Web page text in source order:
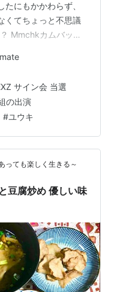
にもかかわらず、
くてちょっと不思議
Mmchkカムバック
EP 「Hellmate」 発
」シリアル応
ビハインド NEXZ
サイン会 当選
の出演
#ユウキ
っても楽しく生きる～
豆腐炒め 優しい味